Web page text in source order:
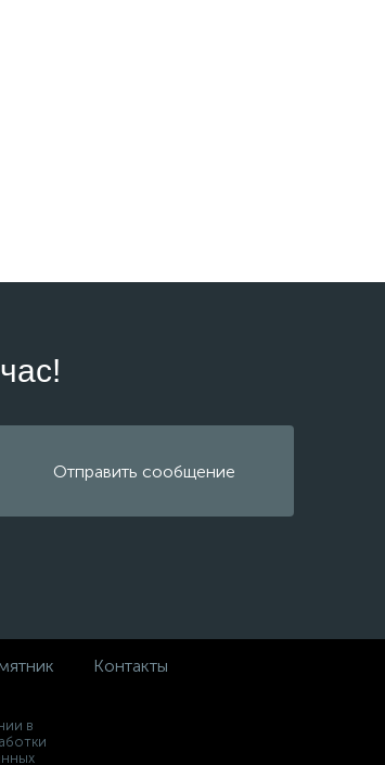
Отправить сообщение
Контакты
в